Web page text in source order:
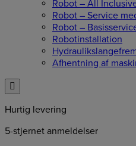
Robot – All
Robot – Service
Robot –
Robotinstallation
Afhentning af
Hurtig levering
5-stjernet anmeldelser